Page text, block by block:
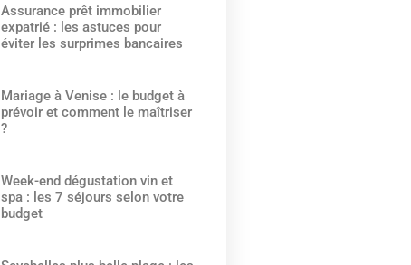
Assurance prêt immobilier
expatrié : les astuces pour
éviter les surprimes bancaires
Mariage à Venise : le budget à
prévoir et comment le maîtriser
?
Week-end dégustation vin et
spa : les 7 séjours selon votre
budget